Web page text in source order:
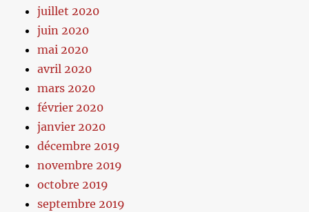
juillet 2020
juin 2020
mai 2020
avril 2020
mars 2020
février 2020
janvier 2020
décembre 2019
novembre 2019
octobre 2019
septembre 2019